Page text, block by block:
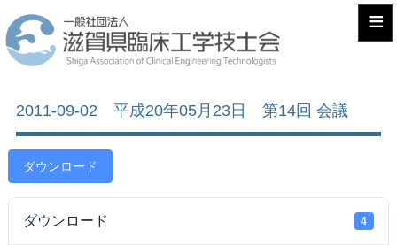
≡
2011-09-02 平成20年05月23日 第14回 会議
ダウンロード
ダウンロード 4